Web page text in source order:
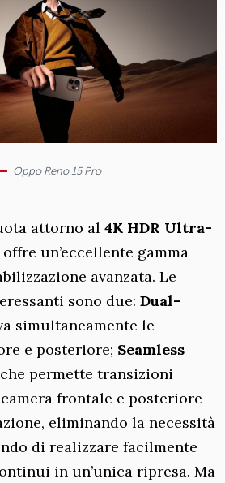
Oppo Reno 15 Pro
attorno al 4K HDR Ultra-
offre un’eccellente gamma
avanzata. Le
sono due: Dual-
simultaneamente le
e posteriore; Seamless
permette transizioni
frontale e posteriore
eliminando la necessità
di realizzare facilmente
in un’unica ripresa. Ma